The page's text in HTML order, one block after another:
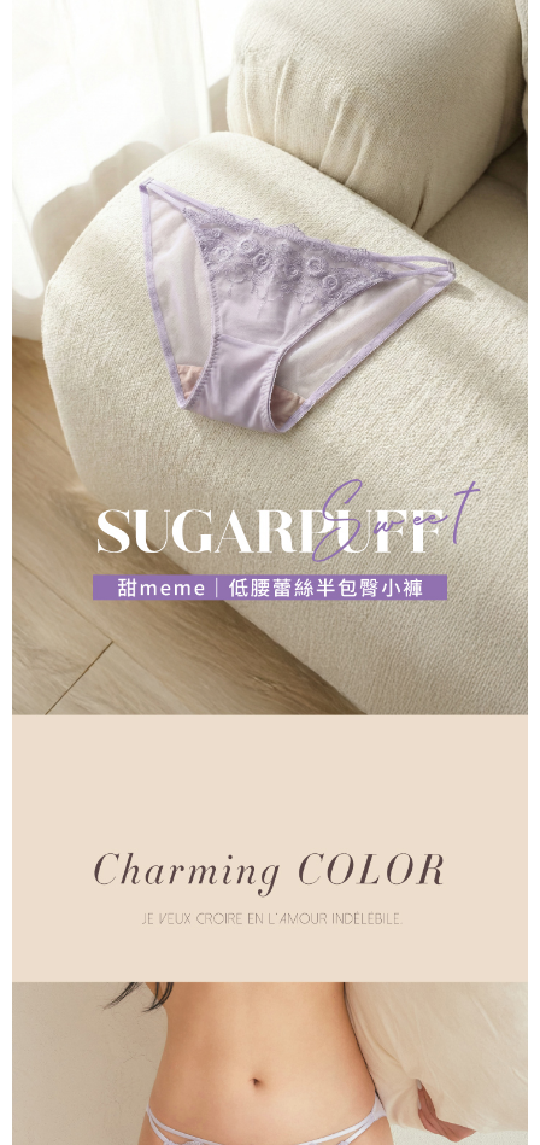
２．關於個人資料處理事宜，請瀏覽以下網址：
３．未成年的使用者請事先徵得法定代理人或監護人之同意方可使用
「AFTEE先享後付」，若未經同意申辦者引起之損失，本公司不負相關責
４．使用「AFTEE先享後付」時，將依據個別帳號之用戶狀況，依本公司即
時審查核予不同之上限額度；若仍有額度不足之情形，本公司將視審查結果
請求用戶進行身份認證。
５．嚴禁一人註冊多個帳號或使用他人資訊註冊。若發現惡意使用之情形，
恩沛科技股份有限公司將有權停止該用戶之使用額度並採取法律行動。
付款後7-11取貨 約3~5天到貨，實際出貨依照配送狀態為主。
每筆NT$70，滿NT$1,000(含以上)免運費
宅配出貨 約3~5天到貨，實際出貨依照配送狀態為主。※國定假日
將順延
每筆NT$90，滿NT$1,000(含以上)免運費
付款後門市自取約3~7天到貨，僅限本人攜帶身分證領取 ※星期六
及星期日將延後出貨
免運費
貨到付款 約3~5天到貨，實際出貨依照配送狀態為主。※國定假日
將順延
每筆NT$90，滿NT$1,000(含以上)免運費
海外宅配（請勿填寫『智能櫃』或自提點地址！）以致無
法配送須補足額外產生費用，才能派發。
查看運費